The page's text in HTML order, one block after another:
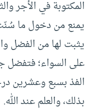
المكتوبة في الأجر
يمنع من دخول ما
يثبت لها من الفضل
على السواء؛ فتفضل
الفذ بسبع وعشرين
بذلك، والعلم عند الله.